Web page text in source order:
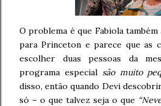
O problema é que Fabiola também
para Princeton e parece que as
escolher duas pessoas da
programa especial são muito
disso, então quando Devi
só – o que talvez seja o que